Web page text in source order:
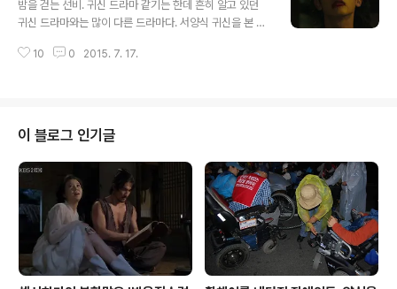
기(정확하지는 않지만)까지 드라마 비평을 블로그에 열심
해져서 게으름을 피우다가 어느 날부터는 거의 개점휴업
밤을 걷는 선비. 귀신 드라마 같기는 한데 흔히 알고 있던
귀신 드라마와는 많이 다른 드라마다. 서양식 귀신을 본 딴
가 색다른 느낌을 주는 게 신선한 맛이 있다. 게다가 이준기
는 법. 안 그러면 당신도 뱀파이어야. 그러나 무엇보다 주제
가 마음에 든다. 왕 위에 왕이 있고, 그 왕 위의 왕은 흡혈귀
인데 노론 대신들은 왕을 따르지 않고 흡혈귀에 충성한다.
물론 흡혈귀의 수족이 된 대가로 노론 귀족들에게 주어지
는 것은 백성의 고혈을 짜 배를 불릴 수 있는 특권이다. 딱
대한민국 현..
10 0 2015. 7. 17.
이 블로그 인기글